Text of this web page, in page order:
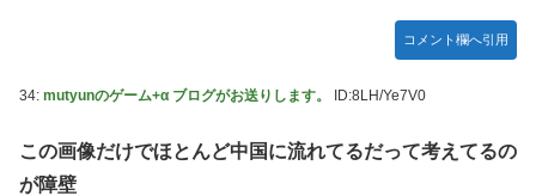
コメント欄へ引用
34: mutyunのゲーム+α ブログがお送りします。 ID:8LH/Ye7V0
この画像だけでほとんど中国に流れてるだって考えてるの
が障壁